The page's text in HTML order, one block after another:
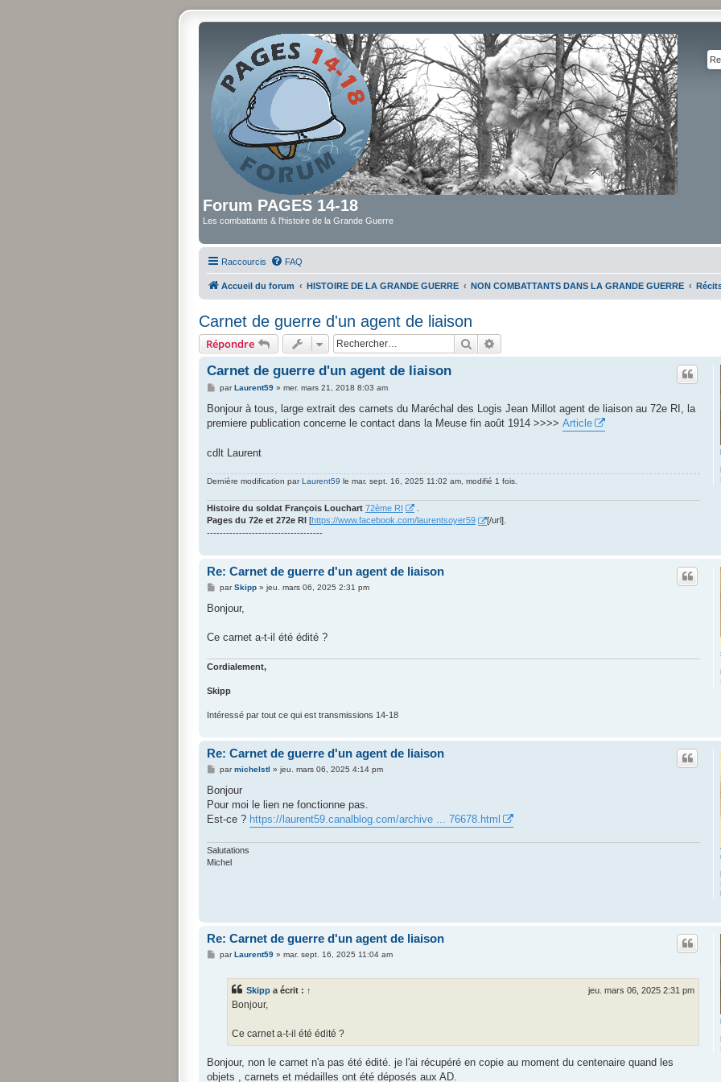
Forum PAGES 14-18
Les combattants & l'histoire de la Grande Guerre
Raccourcis FAQ
Accueil du forum HISTOIRE DE LA GRANDE GUERRE NON COMBATTANTS DANS LA GRANDE GUERRE
Carnet de guerre d'un agent de liaison
Répondre Rechercher
Carnet de guerre d'un agent de liaison
M
s
a
parLaurent59» mer. mars 21, 2018 8:03 am
Bonjour à tous, large extrait des carnets du Maréchal des Logis Jean Millot agent de liaison au 72e RI, la
premiere publication concerne le contact dans la Meuse fin août 1914 >>>> Article
cdlt Laurent
Dernière modification parLaurent59 le mar. sept. 16, 2025 11:02 am, modifié 1 fois.
Histoire du soldat François Louchart 72ème RI
Pages du 72e et 272e RI [https://www.facebook.com/laurentsoyer59
[/url].
------------------------------------
Re: Carnet de guerre d'un agent de liaison
M
s
g
parSkipp» jeu. mars 06, 2025 2:31 pm
Bonjour,
Ce carnet a-t-il été édité ?
Cordialement,
Skipp
Intéressé par tout ce qui est transmissions 14-18
Re: Carnet de guerre d'un agent de liaison
M
s
a
g
parmichelstl » jeu. mars 06, 2025 4:14 pm
Bonjour
Pour moi le lien ne fonctionne pas.
Est-ce ? https://laurent59.canalblog.com/archive ... 76678.html
Salutations
Michel
Re: Carnet de guerre d'un agent de liaison
MparLaurent59» mar. sept. 16, 2025 11:04 am
Skipp a écrit : ↑ jeu. mars 06, 2025 2:31 pm
Bonjour,
Ce carnet a-t-il été édité ?
Bonjour, non le carnet n'a pas été édité. je l'ai récupéré en copie au moment du centenaire quand les
objets , carnets et médailles ont été déposés aux AD.